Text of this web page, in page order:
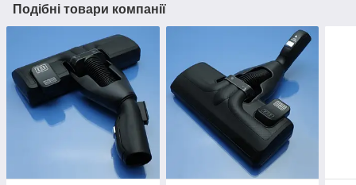
Подібні товари компанії